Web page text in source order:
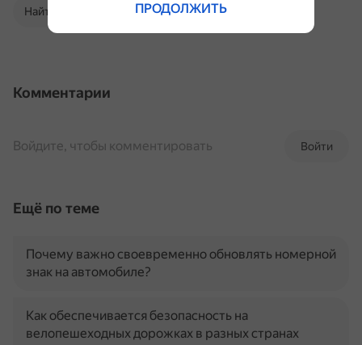
Найти в Поиске
Комментарии
Войти
Войдите, чтобы комментировать
Ещё по теме
Почему важно своевременно обновлять номерной
знак на автомобиле?
Как обеспечивается безопасность на
велопешеходных дорожках в разных странах
ПРОДОЛЖИТЬ